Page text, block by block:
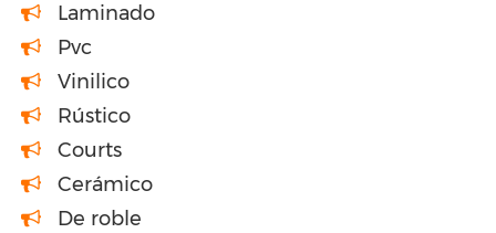
Laminado
Pvc
Vinilico
Rústico
Courts
Cerámico
De roble